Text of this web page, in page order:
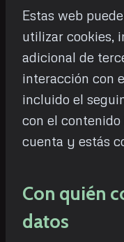
Estas web
utilizar cookies,
adicional de
interacción con
incluido el
con el
cuenta y estás
Con quién
datos